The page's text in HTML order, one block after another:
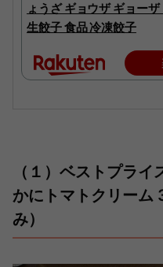
ょうざ ギョウザ ギョー
生餃子 食品 冷凍餃子
（１）ベストプラ
かにトマトクリー
み）